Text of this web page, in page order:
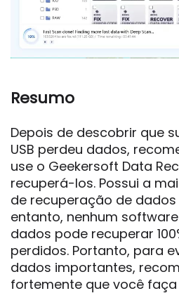
Resumo
Depois de descobrir que
USB perdeu dados,
use o Geekersoft Data
recuperá-los. Possui a
de recuperação de dados
entanto, nenhum
dados pode recuperar
perdidos. Portanto, para
dados importantes,
fortemente que você